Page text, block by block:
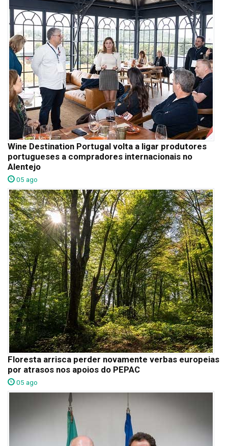
Wine Destination Portugal volta a ligar produtores
portugueses a compradores internacionais no
Alentejo
05 ago
Floresta arrisca perder novamente verbas europeias
por atrasos nos apoios do PEPAC
05 ago